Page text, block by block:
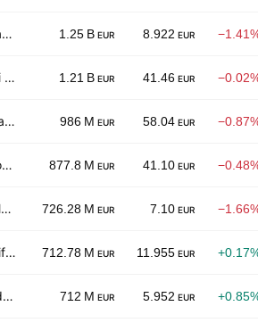
Italgas SpA 1.25 B EUR 8.922 EUR
Buzzi Spa 1.21 B EUR 41.46 EUR
Leonardo SpA 986 M EUR 58.04 EUR
De'Longhi S.p.A. 877.8 M EUR 41.10 EUR
ANIMA Holding S.p.A. 726.28 M EUR 7.10 EUR
Amplifon SpA 712.78 M EUR 11.955 EUR
Davide Campari-Milano N.V. 712 M EUR 5.952 EUR